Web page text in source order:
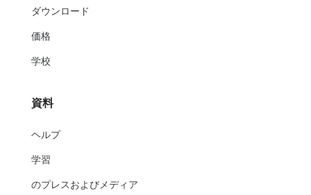
ダウンロード
価格
学校
資料
ヘルプ
学習
のプレスおよびメディア